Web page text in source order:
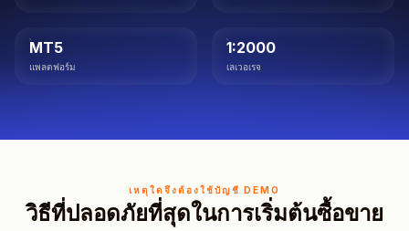
1:2000
เลเวอเรจ
MT5
แพลตฟอร์ม
เหตุใดจึงต้องใช้บัญชี DEMO
วิธีที่ปลอดภัยที่สุดในการเริ่มต้นซื้อขาย